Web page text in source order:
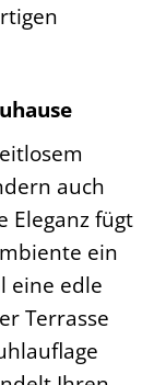
auch
Eleganz fügt
ein
eine edle
Terrasse